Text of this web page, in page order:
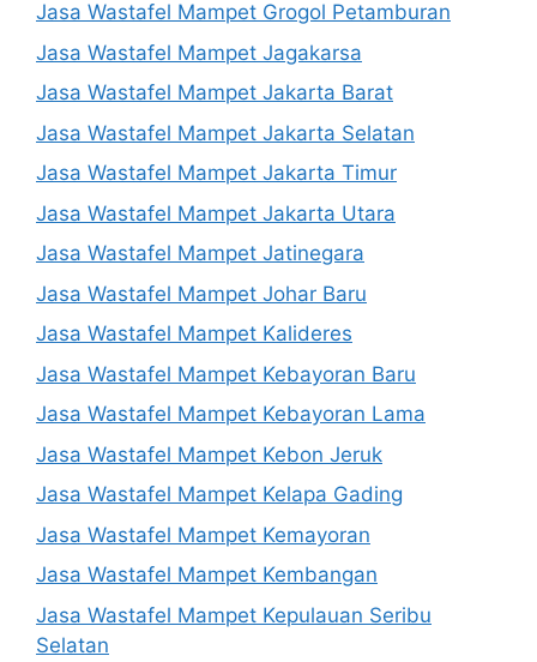
Jasa Wastafel Mampet Grogol Petamburan
Jasa Wastafel Mampet Jagakarsa
Jasa Wastafel Mampet Jakarta Barat
Jasa Wastafel Mampet Jakarta Selatan
Jasa Wastafel Mampet Jakarta Timur
Jasa Wastafel Mampet Jakarta Utara
Jasa Wastafel Mampet Jatinegara
Jasa Wastafel Mampet Johar Baru
Jasa Wastafel Mampet Kalideres
Jasa Wastafel Mampet Kebayoran Baru
Jasa Wastafel Mampet Kebayoran Lama
Jasa Wastafel Mampet Kebon Jeruk
Jasa Wastafel Mampet Kelapa Gading
Jasa Wastafel Mampet Kemayoran
Jasa Wastafel Mampet Kembangan
Jasa Wastafel Mampet Kepulauan Seribu
Selatan